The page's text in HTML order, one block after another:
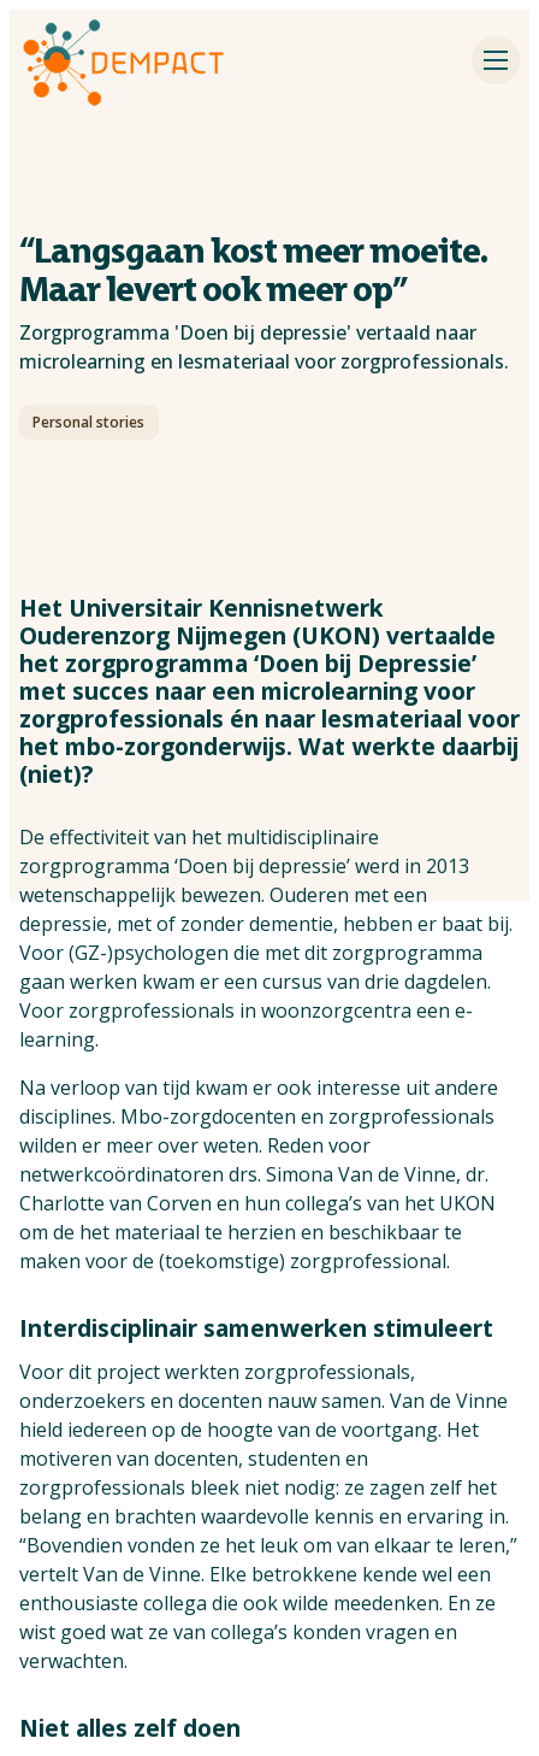
Impact partners
Dementia research
Contact
“Langsgaan kost meer moeite.
Maar levert ook meer op”
Zorgprogramma 'Doen bij depressie' vertaald naar
microlearning en lesmateriaal voor zorgprofessionals.
Personal stories
Het Universitair Kennisnetwerk
Ouderenzorg Nijmegen (UKON) vertaalde
het zorgprogramma ‘Doen bij Depressie’
met succes naar een microlearning voor
zorgprofessionals én naar lesmateriaal voor
het mbo-zorgonderwijs. Wat werkte daarbij
(niet)?
De effectiviteit van het multidisciplinaire
zorgprogramma ‘Doen bij depressie’ werd in 2013
wetenschappelijk bewezen. Ouderen met een
depressie, met of zonder dementie, hebben er baat bij.
Voor (GZ-)psychologen die met dit zorgprogramma
gaan werken kwam er een cursus van drie dagdelen.
Voor zorgprofessionals in woonzorgcentra een e-
learning.
Na verloop van tijd kwam er ook interesse uit andere
disciplines. Mbo-zorgdocenten en zorgprofessionals
wilden er meer over weten. Reden voor
netwerkcoördinatoren drs. Simona Van de Vinne, dr.
Charlotte van Corven en hun collega’s van het UKON
om de het materiaal te herzien en beschikbaar te
maken voor de (toekomstige) zorgprofessional.
Interdisciplinair samenwerken stimuleert
Voor dit project werkten zorgprofessionals,
onderzoekers en docenten nauw samen. Van de Vinne
hield iedereen op de hoogte van de voortgang. Het
motiveren van docenten, studenten en
zorgprofessionals bleek niet nodig: ze zagen zelf het
belang en brachten waardevolle kennis en ervaring in.
“Bovendien vonden ze het leuk om van elkaar te leren,”
vertelt Van de Vinne. Elke betrokkene kende wel een
enthousiaste collega die ook wilde meedenken. En ze
wist goed wat ze van collega’s konden vragen en
verwachten.
Niet alles zelf doen